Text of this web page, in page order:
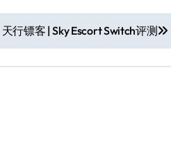
天行镖客 | Sky Escort Switch评测